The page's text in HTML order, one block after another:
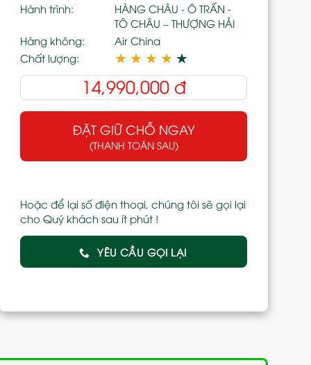
Hành trình:
HÀNG CHÂU - Ô TRẤN -
TÔ CHÂU – THƯỢNG HẢI
Hàng không:
Air China
Chất lượng:
★ ★ ★ ★ ★
14,990,000đ
ĐẶT GIỮ CHỖ NGAY
(THANH TOÁN SAU)
Hoặc để lại số điện thoại, chúng tôi sẽ gọi lại
cho Quý khách sau ít phút !
YÊU CẦU GỌI LẠI